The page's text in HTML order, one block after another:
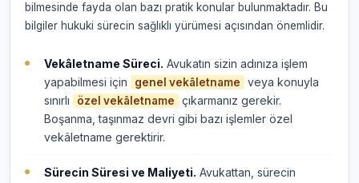
bilmesinde fayda olan bazı pratik konular bulunmaktadır. Bu
bilgiler hukuki sürecin sağlıklı yürümesi açısından önemlidir.
Vekâletname Süreci. Avukatın sizin adınıza işlem
yapabilmesi için
genel vekâletname
veya konuyla
sınırlı
özel vekâletname
çıkarmanız gerekir.
Boşanma, taşınmaz devri gibi bazı işlemler özel
vekâletname gerektirir.
Sürecin Süresi ve Maliyeti. Avukattan, sürecin